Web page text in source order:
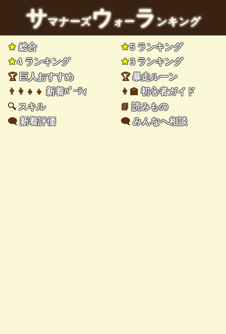
サマナーズウォーランキング
★総合 ★5 ランキング
★4 ランキング ★3 ランキング
🏆巨人おすすめ 🏆暴走ルーン
👨‍👩‍👧‍👧新着ﾊﾟｰﾃｨ 👩‍🏫初心者ガイド
🔍スキル 📘読みもの
🗨️新着評価 🗨️みんなへ相談